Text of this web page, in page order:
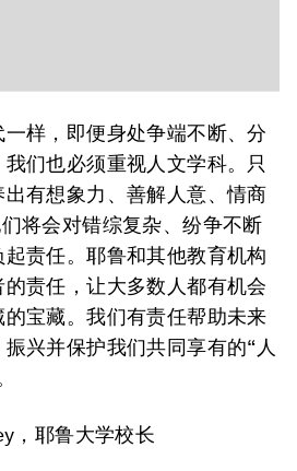
样，即便身处争端不断、分
们也必须重视人文学科。只
有想象力、善解人意、情商
将会对错综复杂、纷争不断
责任。耶鲁和其他教育机构
责任，让大多数人都有机会
宝藏。我们有责任帮助未来
兴并保护我们共同享有的“人
，耶鲁大学校长